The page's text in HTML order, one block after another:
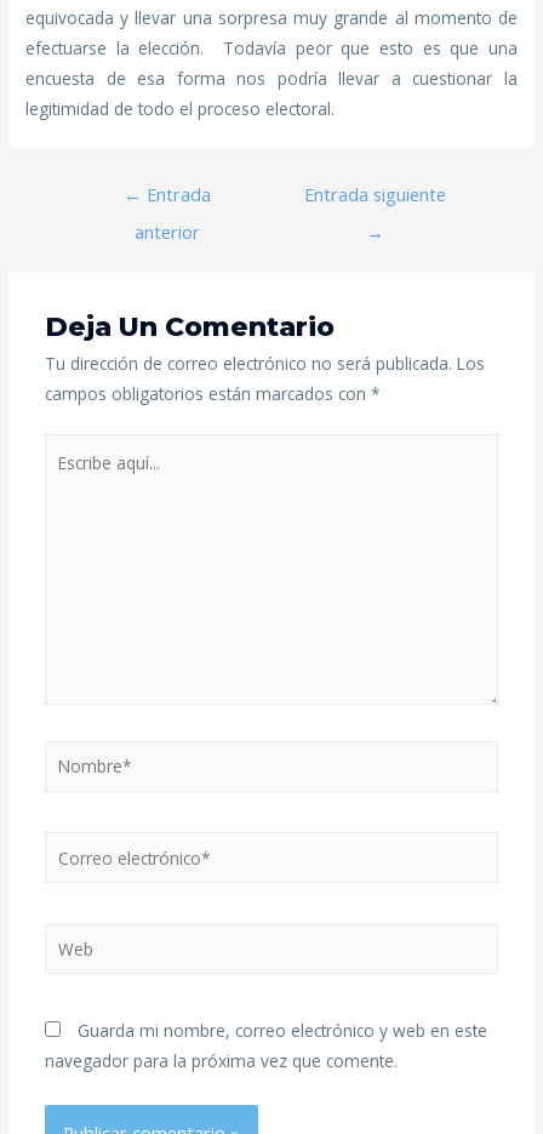
equivocada y llevar una sorpresa muy grande al momento de
efectuarse la elección. Todavía peor que esto es que una
encuesta de esa forma nos podría llevar a cuestionar la
legitimidad de todo el proceso electoral.
← Entrada
anterior
Entrada siguiente
→
Deja Un Comentario
Tu dirección de correo electrónico no será publicada. Los
campos obligatorios están marcados con *
Guarda mi nombre, correo electrónico y web en este
navegador para la próxima vez que comente.